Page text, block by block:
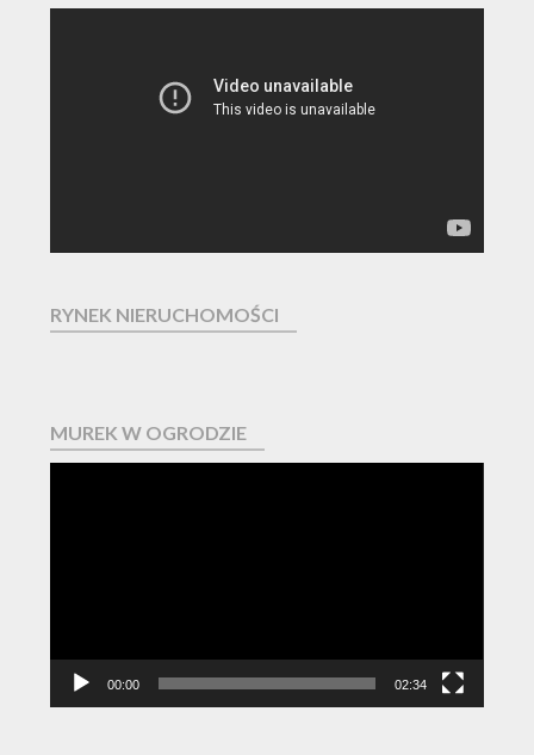
RYNEK NIERUCHOMOŚCI
MUREK W OGRODZIE
00:00 02:34